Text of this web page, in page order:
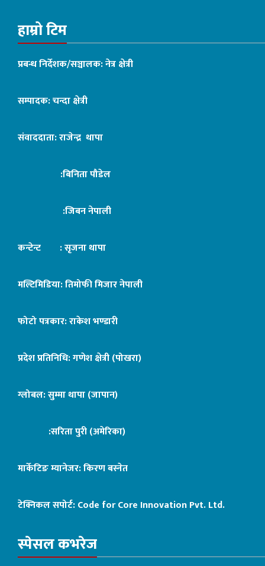
हाम्रो टिम
प्रबन्ध निर्देशक/सञ्चालक: नेत्र क्षेत्री
सम्पादक: चन्दा क्षेत्री
संवाददाता: राजेन्द्र थापा
:बिनिता पौडेल
:जिबन नेपाली
कन्टेन्ट : सृजना थापा
मल्टिमिडिया: तिमोफी मिजार नेपाली
फोटो पत्रकार: राकेश भण्डारी
प्रदेश प्रतिनिधि: गणेश क्षेत्री (पोखरा)
ग्लोबल: सुम्मा थापा (जापान)
:सरिता पुरी (अमेरिका)
मार्केटिङ म्यानेजर: किरण बस्नेत
टेक्निकल सपोर्ट:Code for Core Innovation Pvt. Ltd.
स्पेसल कभरेज